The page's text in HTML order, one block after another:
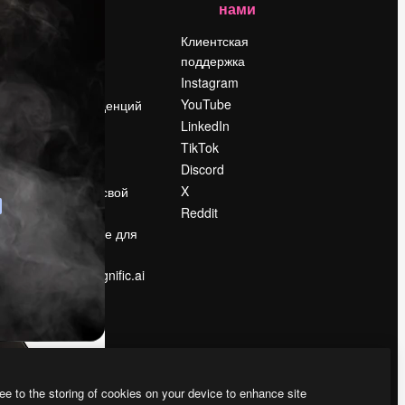
Цены
Поиск тенденций
Блог
События
Slidesgo
Продайте свой
контент
Помещение для
Ищете magnific.ai
нами
Клиентская
поддержка
Instagram
YouTube
LinkedIn
TikTok
Discord
X
Reddit
to the storing of cookies on your device to enhance site